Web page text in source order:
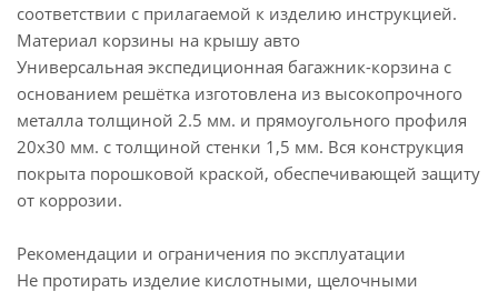
соответствии с прилагаемой к изделию инструкцией.
Материал корзины на крышу авто
Универсальная экспедиционная багажник-корзина с
основанием решётка изготовлена из высокопрочного
металла толщиной 2.5 мм. и прямоугольного профиля
20х30 мм. с толщиной стенки 1,5 мм. Вся конструкция
покрыта порошковой краской, обеспечивающей защиту
от коррозии.
Рекомендации и ограничения по эксплуатации
Не протирать изделие кислотными, щелочными